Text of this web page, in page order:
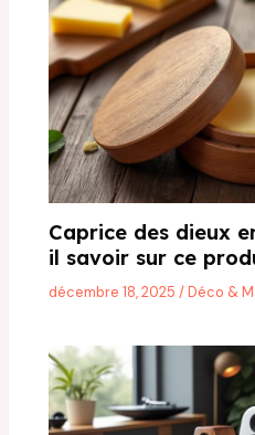
Caprice des dieux
il savoir sur ce
décembre 18, 2025/Déco &